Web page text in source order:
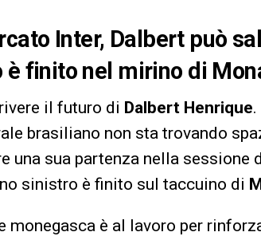
Inter, Dalbert può
è finito nel mirino di
il futuro di Dalbert Henrique
brasiliano non sta trovando
una sua partenza nella sessione
sinistro è finito sul taccuino di
monegasca è al lavoro per